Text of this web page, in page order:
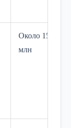
Около 15
млн